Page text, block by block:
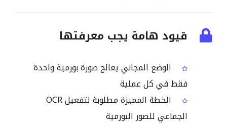
قيود هامة يجب معرفتها
الوضع المجاني يعالج صورة بورمية واحدة
فقط في كل عملية
الخطة المميزة مطلوبة لتفعيل OCR
الجماعي للصور البورمية